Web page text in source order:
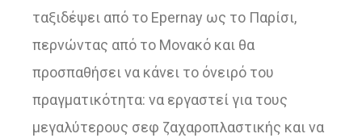
ταξιδέψει από το Epernay ως το Παρίσι,
περνώντας από το Μονακό και θα
προσπαθήσει να κάνει το όνειρό του
πραγματικότητα: να εργαστεί για τους
μεγαλύτερους σεφ ζαχαροπλαστικής και να